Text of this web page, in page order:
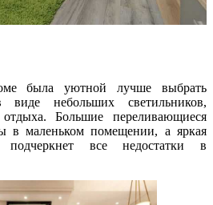
была уютной лучше выбрать
небольших светильников,
Большие переливающиеся
в маленьком помещении, а яркая
подчеркнет все недостатки в